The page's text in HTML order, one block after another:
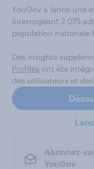
YouGov a lancé une
interrogeant 2 075
population nationale
Des insights
Profiles ont été
des utilisateurs et
Abonnez-
YouGov